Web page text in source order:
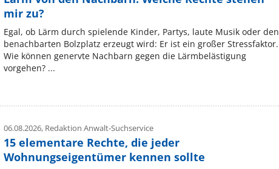
mir zu?
Egal, ob Lärm durch spielende Kinder, Partys, laute Musik oder den
benachbarten Bolzplatz erzeugt wird: Er ist ein großer Stressfaktor.
Wie können genervte Nachbarn gegen die Lärmbelästigung
vorgehen? ...
06.08.2026,Redaktion Anwalt-Suchservice
15 elementare Rechte, die jeder
Wohnungseigentümer kennen sollte